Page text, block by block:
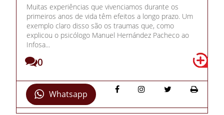
Muitas experiências que vivenciamos durante os
primeiros anos de vida têm efeitos a longo prazo. Um
exemplo claro disso são os traumas que, como
explicou o psicólogo Manuel Hernández Pacheco ao
Infosa...
0
Whatsapp